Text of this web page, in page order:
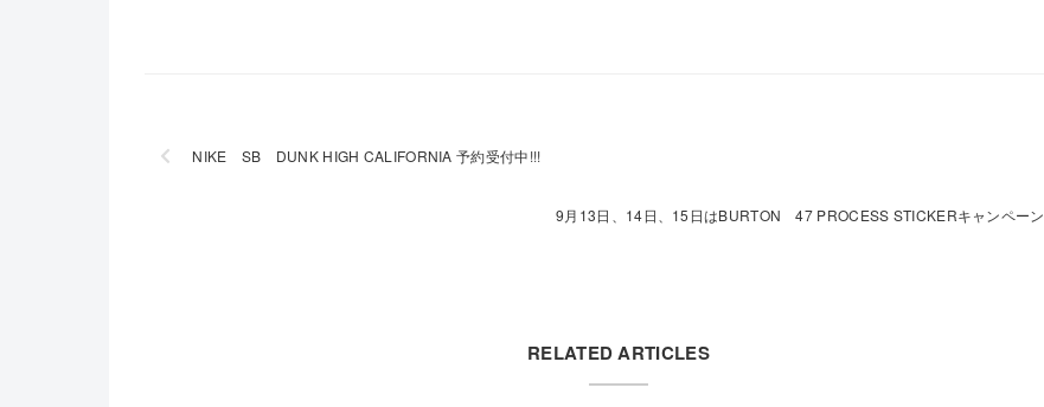
NIKE SB DUNK HIGH CALIFORNIA 予約受付中!!!
9月13日、14日、15日はBURTON 47 PROCESS STICKERキャンペーン
RELATED ARTICLES